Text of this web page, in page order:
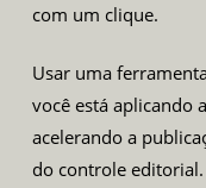
com um clique.
Usar uma
você está aplicando
acelerando a
do controle